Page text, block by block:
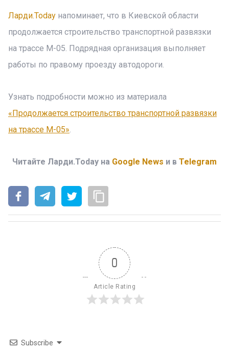
Ларди.Today напоминает, что в Киевской области
продолжается строительство транспортной развязки
на трассе М-05. Подрядная организация выполняет
работы по правому проезду автодороги.
Узнать подробности можно из материала
«Продолжается строительство транспортной развязки
на трассе М-05».
Читайте Ларди.Today на Google News и в Telegram
0
Article Rating
Subscribe